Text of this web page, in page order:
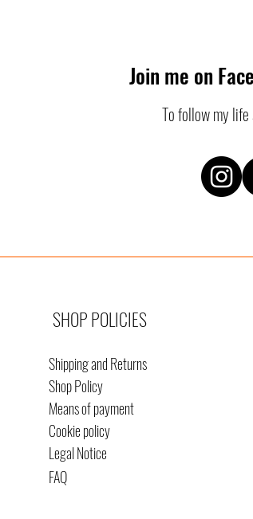
Join me on
To follow my
SHOP POLICIES
Shipping and Returns
Shop Policy
Means of payment
Cookie policy
Legal Notice
FAQ